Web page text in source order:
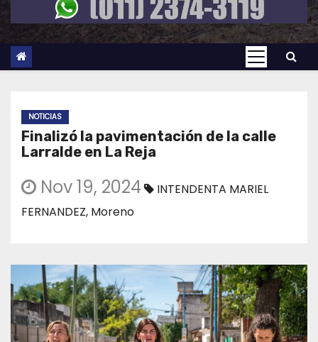
NOTICIAS
Finalizó la pavimentación de la calle
Larralde en La Reja
Nov 19, 2024
INTENDENTA MARIEL
FERNANDEZ, Moreno